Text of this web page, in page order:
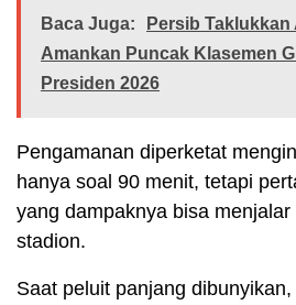
Baca Juga:
Persib Taklukkan
Amankan Puncak Klasemen
Presiden 2026
Pengamanan diperketat
hanya soal 90 menit, tetapi
yang dampaknya bisa
stadion.
Saat peluit panjang